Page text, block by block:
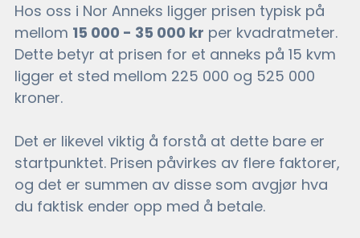
Hos oss i Nor Anneks ligger prisen typisk på
mellom 15 000 - 35 000 kr per kvadratmeter.
Dette betyr at prisen for et anneks på 15 kvm
ligger et sted mellom 225 000 og 525 000
kroner.
Det er likevel viktig å forstå at dette bare er
startpunktet. Prisen påvirkes av flere faktorer,
og det er summen av disse som avgjør hva
du faktisk ender opp med å betale.